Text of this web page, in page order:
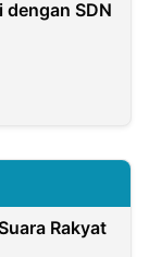
dengan SDN
Rakyat